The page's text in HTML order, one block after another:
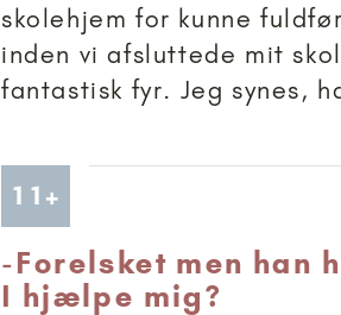
skolehjem for kunne
inden vi afsluttede mit
fantastisk fyr. Jeg synes,
11+
-Forelsket men han
I hjælpe mig?